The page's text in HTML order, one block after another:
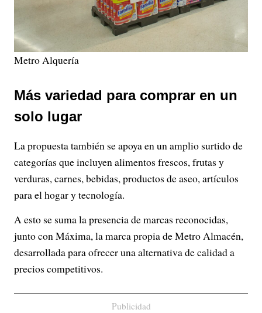
Metro Alquería
Más variedad para comprar en un
solo lugar
La propuesta también se apoya en un amplio surtido de
categorías que incluyen alimentos frescos, frutas y
verduras, carnes, bebidas, productos de aseo, artículos
para el hogar y tecnología.
A esto se suma la presencia de marcas reconocidas,
junto con Máxima, la marca propia de Metro Almacén,
desarrollada para ofrecer una alternativa de calidad a
precios competitivos.
Publicidad